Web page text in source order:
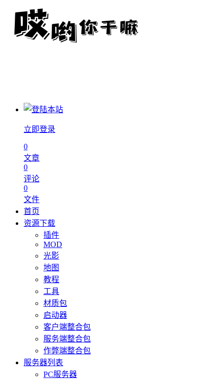
立即登录
0
文章
0
评论
0
文件
首页
资源下载
插件
MOD
光影
地图
教程
工具
材质包
启动器
客户端整合包
服务端整合包
作弊端整合包
服务器列表
PC服务器